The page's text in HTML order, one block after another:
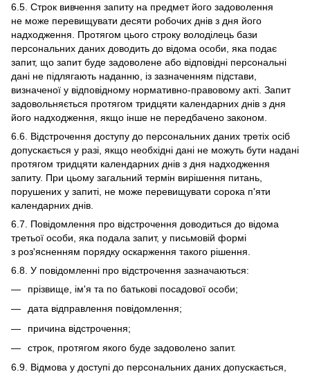
6.5. Строк вивчення запиту на предмет його задоволення
не може перевищувати десяти робочих днів з дня його
надходження. Протягом цього строку володілець бази
персональних даних доводить до відома особи, яка подає
запит, що запит буде задоволене або відповідні персональні
дані не підлягають наданню, із зазначенням підстави,
визначеної у відповідному нормативно-правовому акті. Запит
задовольняється протягом тридцяти календарних днів з дня
його надходження, якщо інше не передбачено законом.
6.6. Відстрочення доступу до персональних даних третіх осіб
допускається у разі, якщо необхідні дані не можуть бути надані
протягом тридцяти календарних днів з дня надходження
запиту. При цьому загальний термін вирішення питань,
порушених у запиті, не може перевищувати сорока п'яти
календарних днів.
6.7. Повідомлення про відстрочення доводиться до відома
третьої особи, яка подала запит, у письмовій формі
з роз'ясненням порядку оскарження такого рішення.
6.8. У повідомленні про відстрочення зазначаються:
прізвище, ім'я та по батькові посадової особи;
дата відправлення повідомлення;
причина відстрочення;
строк, протягом якого буде задоволено запит.
6.9. Відмова у доступі до персональних даних допускається,